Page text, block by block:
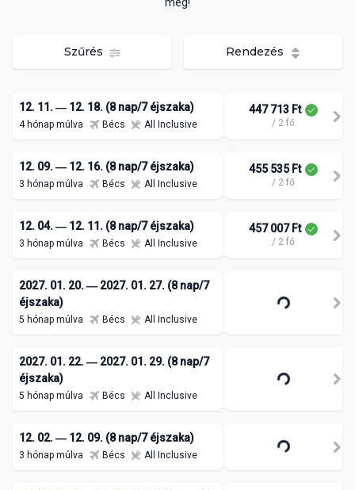
meg!
Szűrés Rendezés
12. 11. ― 12. 18. (8 nap/7 éjszaka)
4 hónap múlva Bécs All Inclusive
447 713 Ft
/ 2 fő
12. 09. ― 12. 16. (8 nap/7 éjszaka)
3 hónap múlva Bécs All Inclusive
455 535 Ft
/ 2 fő
12. 04. ― 12. 11. (8 nap/7 éjszaka)
3 hónap múlva Bécs All Inclusive
457 007 Ft
/ 2 fő
2027. 01. 20. ― 2027. 01. 27. (8 nap/7
éjszaka)
5 hónap múlva Bécs All Inclusive
2027. 01. 22. ― 2027. 01. 29. (8 nap/7
éjszaka)
5 hónap múlva Bécs All Inclusive
12. 02. ― 12. 09. (8 nap/7 éjszaka)
3 hónap múlva Bécs All Inclusive